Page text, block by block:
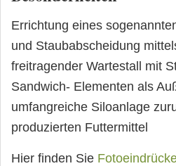
Errichtung eines
und Staubabscheidung
freitragender Wartestall mit
Sandwich- Elementen als
umfangreiche Siloanlage
produzierten Futtermittel
Hier finden Sie